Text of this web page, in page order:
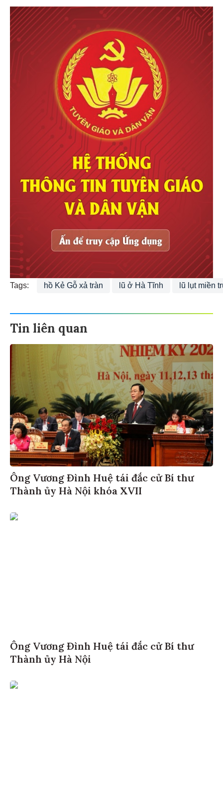
Tags: hồ Kẻ Gỗ xả tràn lũ ở Hà Tĩnh lũ lụt miền
Tin liên quan
Ông Vương Đình Huệ tái đắc cử Bí thư
Thành ủy Hà Nội khóa XVII
Ông Vương Đình Huệ tái đắc cử Bí thư
Thành ủy Hà Nội